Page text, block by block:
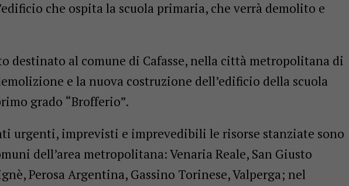
che ospita la scuola primaria, che verrà demolito e
destinato al comune di Cafasse, nella città metropolitana di
e la nuova costruzione dell’edificio della scuola
grado “Brofferio”.
urgenti, imprevisti e imprevedibili le risorse stanziate sono
dell’area metropolitana: Venaria Reale, San Giusto
Perosa Argentina, Gassino Torinese, Valperga; nel